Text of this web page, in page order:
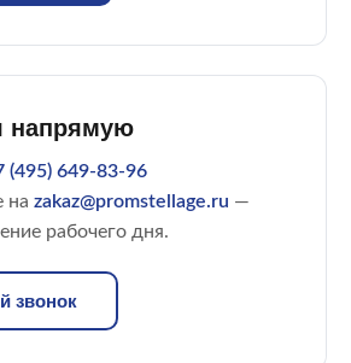
напрямую
(495) 649-83-96
на zakaz@promstellage.ru —
рабочего дня.
звонок